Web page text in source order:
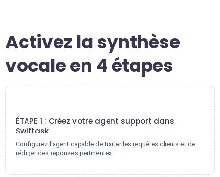
Activez la synthèse
vocale en 4 étapes
ÉTAPE 1 : Créez votre agent support dans
Swiftask
Configurez l'agent capable de traiter les requêtes clients et de
rédiger des réponses pertinentes.